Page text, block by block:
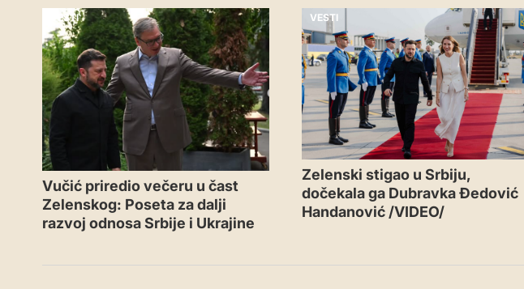
VESTI
Vučić priredio večeru u čast
Zelenskog: Poseta za dalji
razvoj odnosa Srbije i Ukrajine
VESTI
Zelenski stigao u Srbiju,
dočekala ga Dubravka Đedović
Handanović /VIDEO/